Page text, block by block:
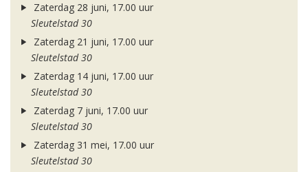
Zaterdag 28 juni, 17.00 uur
Sleutelstad 30
Zaterdag 21 juni, 17.00 uur
Sleutelstad 30
Zaterdag 14 juni, 17.00 uur
Sleutelstad 30
Zaterdag 7 juni, 17.00 uur
Sleutelstad 30
Zaterdag 31 mei, 17.00 uur
Sleutelstad 30